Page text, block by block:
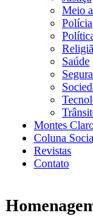
Meio
Polícia
Saúde
Montes
Coluna
Revistas
Contato